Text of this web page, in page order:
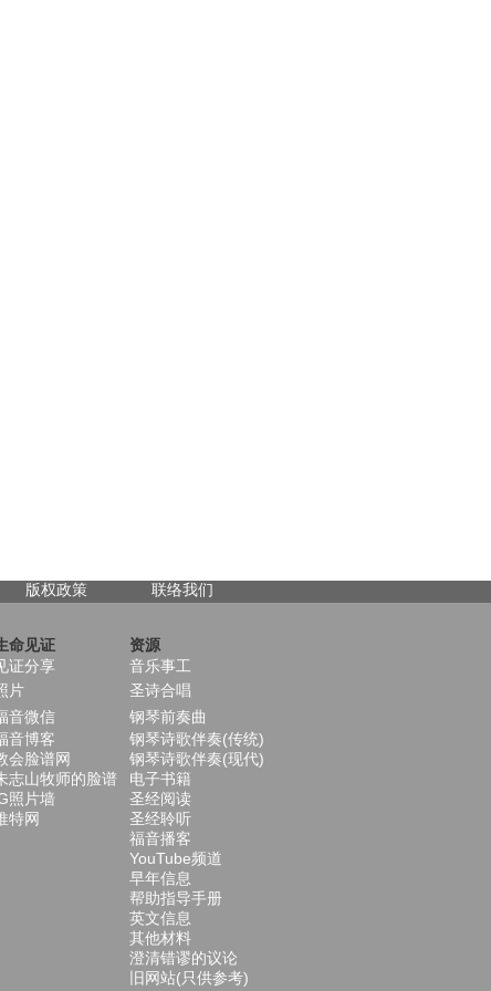
版权政策 联络我们
命见证
资源
证分享
音乐事工
片
圣诗合唱
音微信
钢琴前奏曲
音博客
钢琴诗歌伴奏(传统)
会脸谱网
钢琴诗歌伴奏(现代)
志山牧师的脸谱
电子书籍
照片墙
圣经阅读
特网
圣经聆听
福音播客
YouTube频道
早年信息
帮助指导手册
英文信息
其他材料
澄清错谬的议论
旧网站(只供参考)